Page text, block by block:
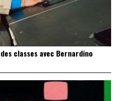
classes avec Bernardino